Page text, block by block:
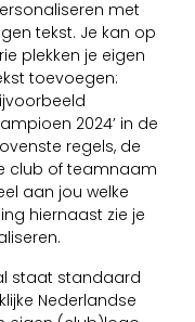
met
tekst. Je kan op
plekken je eigen
toevoegen:
2024’ in de
regels, de
club of teamnaam
aan jou welke
hiernaast zie je
staat standaard
Nederlandse